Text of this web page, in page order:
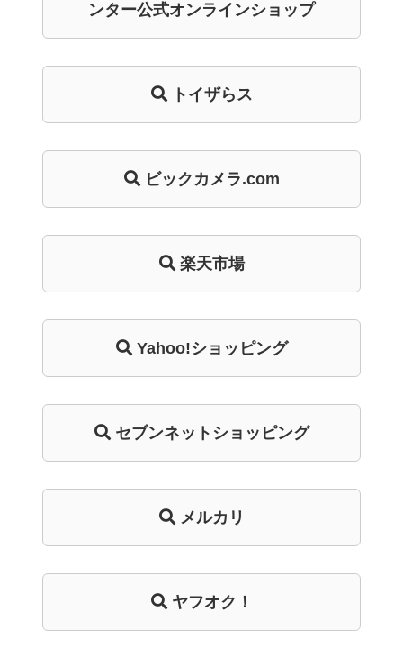
ンター公式オンラインショップ
トイザらス
ビックカメラ.com
楽天市場
Yahoo!ショッピング
セブンネットショッピング
メルカリ
ヤフオク！